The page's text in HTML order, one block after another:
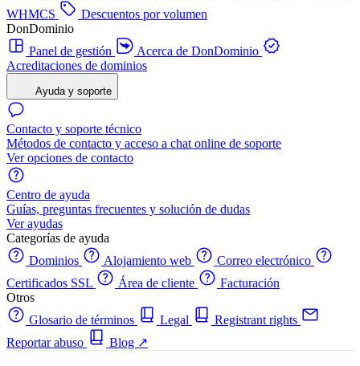
WHMCS
Descuentos por volumen
DonDominio
Panel de gestión
Acerca de DonDominio
Acreditaciones de dominios
Ayuda y soporte
Contacto y soporte técnico
Métodos de contacto y acceso a chat online de soporte
Ver opciones de contacto
Centro de ayuda
Guías, preguntas frecuentes y solución de dudas
Ver ayudas
Categorías de ayuda
Dominios
Alojamiento web
Correo electrónico
Certificados SSL
Área de cliente
Facturación
Otros
Glosario de términos
Legal
Registrant rights
Reportar abuso
Blog ↗